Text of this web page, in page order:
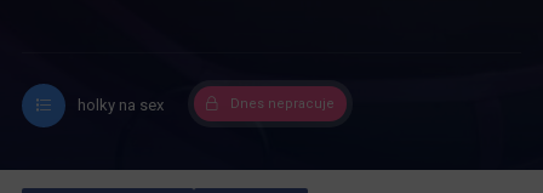
holky na sex Dnes nepracuje